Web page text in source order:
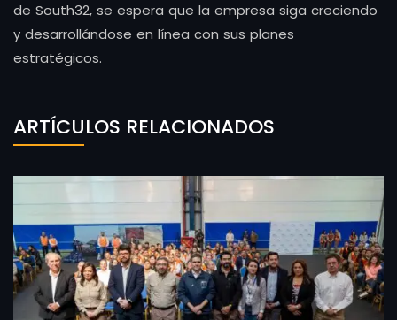
de South32, se espera que la empresa siga creciendo
y desarrollándose en línea con sus planes
estratégicos.
ARTÍCULOS RELACIONADOS